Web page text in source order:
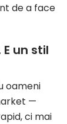
de a face
un stil
oameni
—
ci mai